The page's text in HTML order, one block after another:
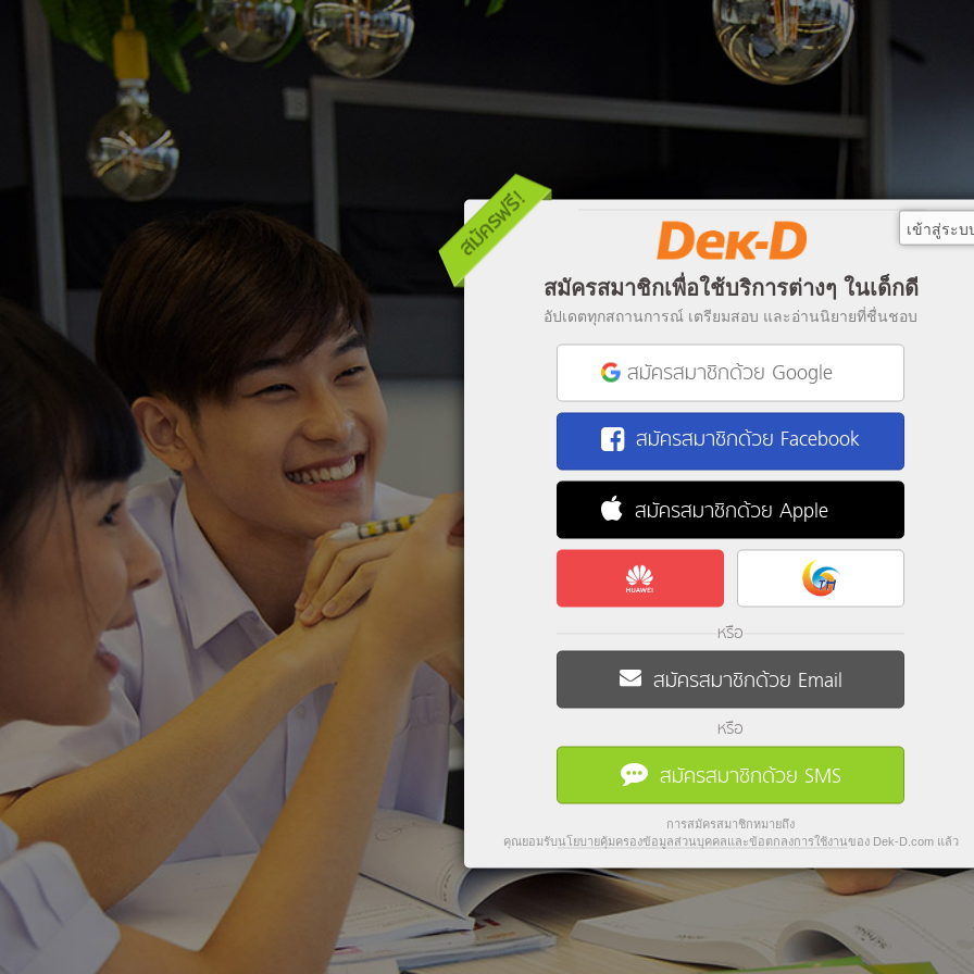
สมัครสมาชิกเพื่อใช้บริการต่างๆ ในเด็กดี
อัปเดตทุกสถานการณ์ เตรียมสอบ และอ่านนิยายที่ชื่นชอบ
สมัครสมาชิกด้วย Google
สมัครสมาชิกด้วย Facebook
สมัครสมาชิกด้วย Apple
หรือ
สมัครสมาชิกด้วย Email
หรือ
สมัครสมาชิกด้วย SMS
การสมัครสมาชิกหมายถึง
คุณยอมรับนโยบายคุ้มครองข้อมูลส่วนบุคคลและข้อตกลงการใช้งานของ Dek-D.com แล้ว
เข้าสู่ระบ